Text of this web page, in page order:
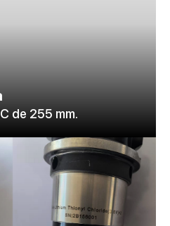
de 255 mm.